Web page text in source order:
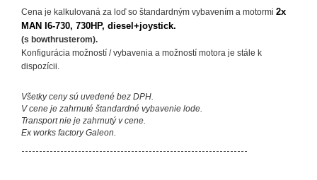
Cena je kalkulovaná za loď so štandardným vybavením a motormi 2x
MAN I6-730, 730HP, diesel+joystick.
(s bowthrusterom).
Konfigurácia možností / vybavenia a možností motora je stále k
dispozícii.
Všetky ceny sú uvedené bez DPH.
V cene je zahrnuté štandardné vybavenie lode.
Transport nie je zahrnutý v cene.
Ex works factory Galeon.
----------------------------------------------------------------